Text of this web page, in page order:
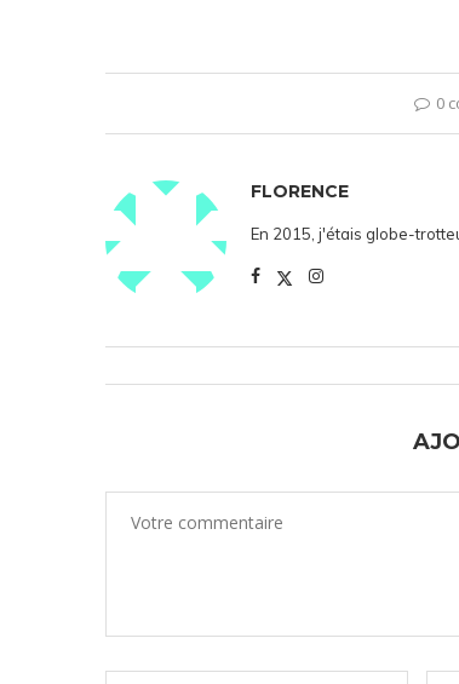
0
FLORENCE
En 2015, j'étais globe-